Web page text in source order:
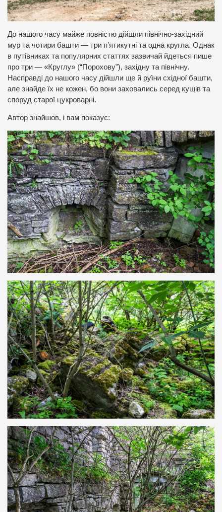
До нашого часу майже повністю дійшли північно-західний
мур та чотири башти — три п’ятикутні та одна кругла. Однак
в путівниках та популярних статтях зазвичай йдеться пише
про три — «Круглу» (“Порохову”), західну та північну.
Насправді до нашого часу дійшли ще й руїни східної башти,
але знайде їх не кожен, бо вони заховались серед кущів та
споруд старої цукроварні.
Автор знайшов, і вам показує: